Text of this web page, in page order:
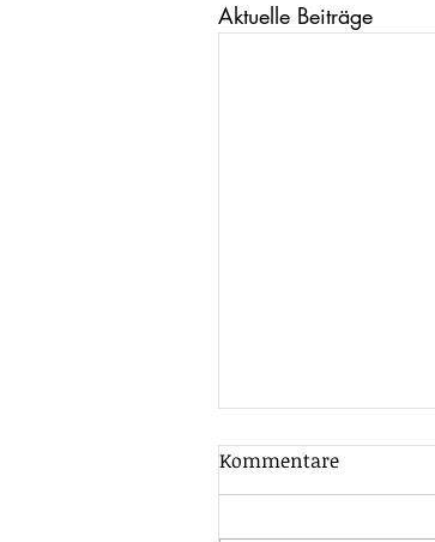
Aktuelle Beiträge
Kommentare